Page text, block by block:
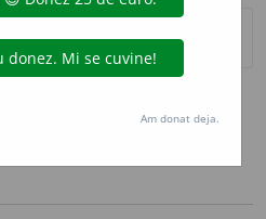
Am donat deja.